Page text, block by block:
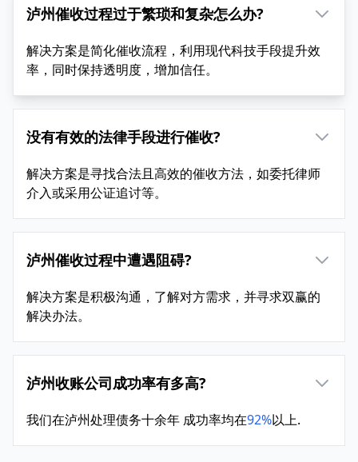
泸州催收过程过于繁琐和复杂怎么办?
解决方案是简化催收流程，利用现代科技手段提升效
率，同时保持透明度，增加信任。
没有有效的法律手段进行催收?
解决方案是寻找合法且高效的催收方法，如委托律师
介入或采用公证追讨等。
泸州催收过程中遭遇阻碍?
解决方案是积极沟通，了解对方需求，并寻求双赢的
解决办法。
泸州收账公司成功率有多高?
我们在泸州处理债务十余年 成功率均在92%以上.